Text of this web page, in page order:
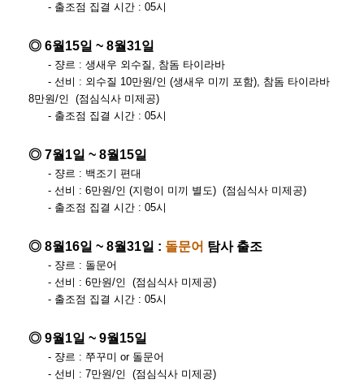
- 출조점 집결 시간 : 05시
◎ 6월15일 ~ 8월31일
- 쟝르 : 생새우 외수질, 참돔 타이라바
- 선비 : 외수질 10만원/인 (생새우 미끼 포함), 참돔 타이라바
8만원/인 (점심식사 미제공)
- 출조점 집결 시간 : 05시
◎ 7월1일 ~ 8월15일
- 쟝르 : 백조기 편대
- 선비 : 6만원/인 (지렁이 미끼 별도) (점심식사 미제공)
- 출조점 집결 시간 : 05시
◎ 8월16일 ~ 8월31일 : 돌문어 탐사 출조
- 쟝르 : 돌문어
- 선비 : 6만원/인 (점심식사 미제공)
- 출조점 집결 시간 : 05시
◎ 9월1일 ~ 9월15일
- 쟝르 : 쭈꾸미 or 돌문어
- 선비 : 7만원/인 (점심식사 미제공)